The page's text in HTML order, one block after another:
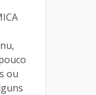
ou